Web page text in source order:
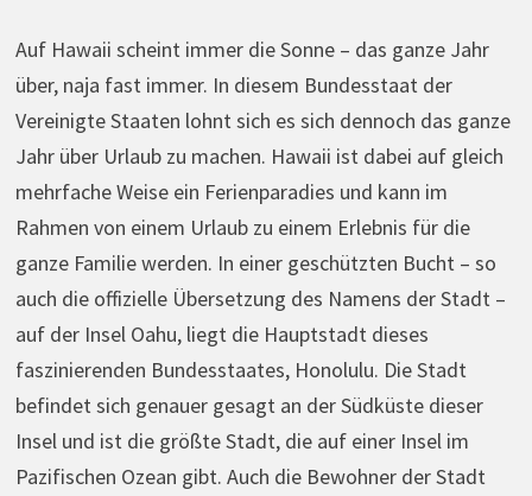
Auf Hawaii scheint immer die Sonne – das ganze Jahr
über, naja fast immer. In diesem Bundesstaat der
Vereinigte Staaten lohnt sich es sich dennoch das ganze
Jahr über Urlaub zu machen. Hawaii ist dabei auf gleich
mehrfache Weise ein Ferienparadies und kann im
Rahmen von einem Urlaub zu einem Erlebnis für die
ganze Familie werden. In einer geschützten Bucht – so
auch die offizielle Übersetzung des Namens der Stadt –
auf der Insel Oahu, liegt die Hauptstadt dieses
faszinierenden Bundesstaates, Honolulu. Die Stadt
befindet sich genauer gesagt an der Südküste dieser
Insel und ist die größte Stadt, die auf einer Insel im
Pazifischen Ozean gibt. Auch die Bewohner der Stadt